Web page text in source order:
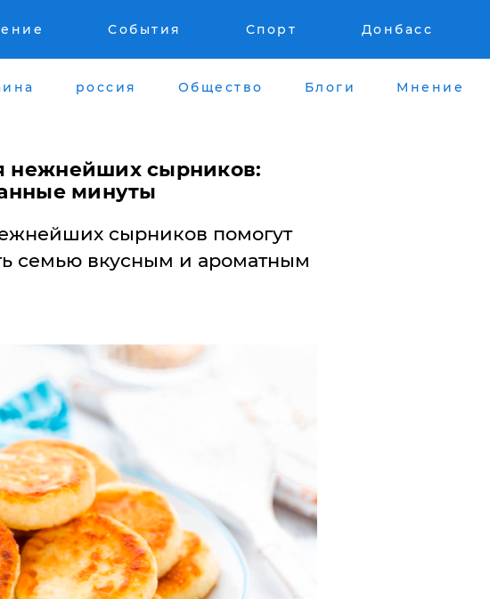
События Спорт Донбасс
россия Общество Блоги Мнение
нежнейших сырников:
минуты
сырников помогут
семью вкусным и ароматным